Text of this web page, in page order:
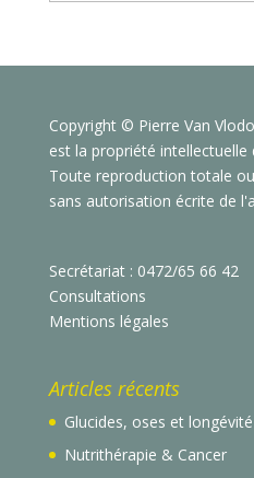
Copyright © Pierre Van
est la propriété intellectuelle
Toute reproduction totale
sans autorisation écrite de
Secrétariat : 0472/65 66 42
Consultations
Mentions légales
Articles récents
Glucides, oses et longévité
Nutrithérapie & Cancer